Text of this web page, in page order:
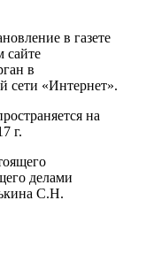
в газете
сайте
в
сети «Интернет».
на
г.
делами
С.Н.